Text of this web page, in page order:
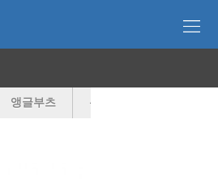
앵글부츠 우븐슈즈